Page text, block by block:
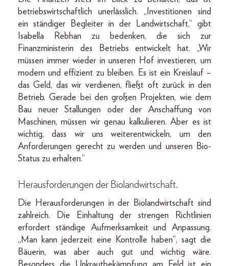
betriebswirtschaftlich unerlässlich. „Investitionen sind
ein ständiger Begleiter in der Landwirtschaft,“ gibt
Isabella Rebhan zu bedenken, die sich zur
Finanzministerin des Betriebs entwickelt hat. „Wir
müssen immer wieder in unseren Hof investieren, um
modern und effizient zu bleiben. Es ist ein Kreislauf –
das Geld, das wir verdienen, fließt oft zurück in den
Betrieb. Gerade bei den großen Projekten, wie dem
Bau neuer Stallungen oder der Anschaffung von
Maschinen, müssen wir genau kalkulieren. Aber es ist
wichtig, dass wir uns weiterentwickeln, um den
Anforderungen gerecht zu werden und unseren Bio-
Status zu erhalten.“
Herausforderungen der Biolandwirtschaft.
Die Herausforderungen in der Biolandwirtschaft sind
zahlreich. Die Einhaltung der strengen Richtlinien
erfordert ständige Aufmerksamkeit und Anpassung.
„Man kann jederzeit eine Kontrolle haben“, sagt die
Bäuerin, was aber auch gut und wichtig wäre.